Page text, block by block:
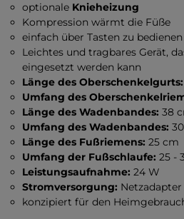
optionale Knieheizung
Kompression wärmt die Füße
einfach über Tasten zu bedienen
Leichtes und tragbares Gerät,
eingesetzt werden kann
Länge des
Umfang des
Länge des Wadenbandes: 38
Umfang des Wadenbandes:
Länge des Fußriemens:25 cm
Umfang der Fußschlaufe:25 -
Leistungsaufnahme: 24 W
Stromversorgung: Netzadapter
konzipiert für den